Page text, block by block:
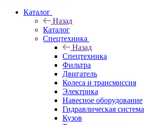
Каталог
Назад
Каталог
Спецтехника
Назад
Спецтехника
Фильтра
Двигатель
Колеса и трансмиссия
Электрика
Навесное оборудование
Гидравлическая система
Кузов